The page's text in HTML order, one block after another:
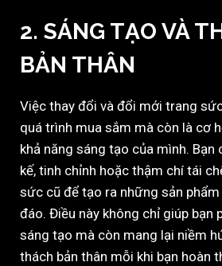
2. SÁNG TẠO VÀ
BẢN THÂN
Việc thay đổi và đổi mới trang
quá trình mua sắm mà còn là cơ
khả năng sáng tạo của mình.
kế, tinh chỉnh hoặc thậm chí tái
sức cũ để tạo ra những sản
đáo. Điều này không chỉ giúp bạn
sáng tạo mà còn mang lại niềm
thách bản thân mỗi khi bạn hoàn